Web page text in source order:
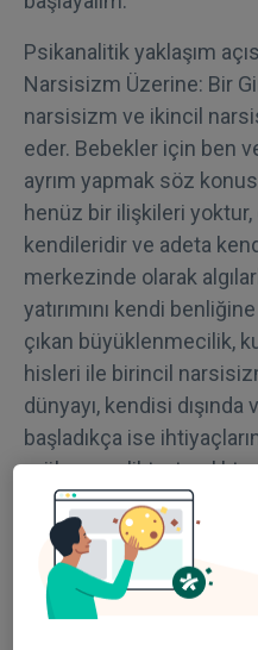
Psikanalitik yaklaşım
Narsisizm Üzerine: Bir
narsisizm ve ikincil
eder. Bebekler için ben
ayrım yapmak söz
henüz bir ilişkileri
kendileridir ve adeta
merkezinde olarak
yatırımını kendi
çıkan büyüklenmecilik,
hisleri ile birincil
dünyayı, kendisi
başladıkça ise
mükemmelikte,
olmadığını fark eder ve
ideali olarak yöneltilir.
narsisizmde muhteşem
kırılma ile bu